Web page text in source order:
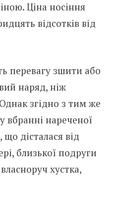
Ціна носіння
відсотків від
перевагу зшити або
наряд, ніж
згідно з тим же
вбранні нареченої
дісталася від
близької подруги
хустка,